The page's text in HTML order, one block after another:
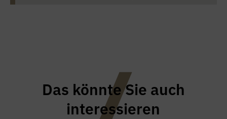
Das könnte Sie auch
interessieren